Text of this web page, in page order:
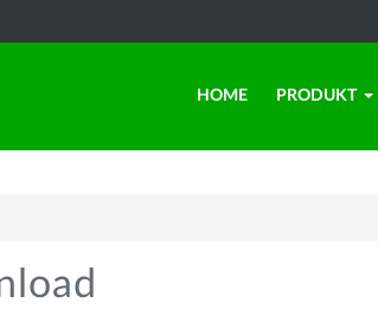
HOME PRODUKT